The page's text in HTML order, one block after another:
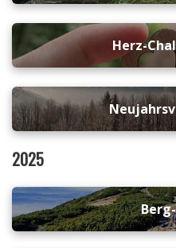
Herz-
2025